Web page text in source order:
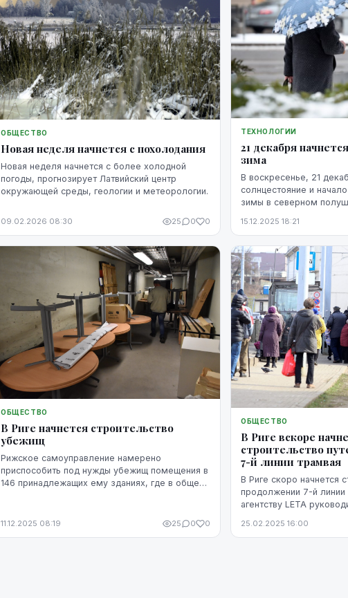
ОБЩЕСТВО
Новая неделя начнется с похолодания
Новая неделя начнется с более холодной
погоды, прогнозирует Латвийский центр
окружающей среды, геологии и метеорологии.
09.02.2026 08:30 25 0 0
ТЕХНОЛОГИИ
21 декабря
зима
В воскресенье, 21
солнцестояние и
зимы в северном
15.12.2025 18:21
ОБЩЕСТВО
В Риге начнется строительство
убежищ
Рижское самоуправление намерено
приспособить под нужды убежищ помещения в
146 принадлежащих ему зданиях, где в общей
евро...
11.12.2025 08:19 25 0 0
ОБЩЕСТВО
В Риге вскоре
строительство
7-й линии трамвая
В Риге скоро начнется
продолжении 7-й
агентству LETA
Байба Барташевича-
25.02.2025 16:00